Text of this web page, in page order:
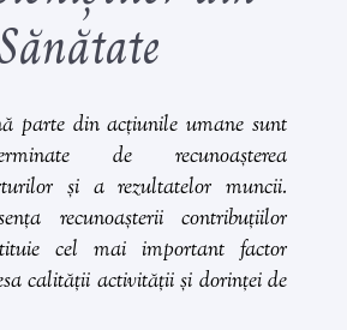
parte din acțiunile umane sunt
de recunoașterea
și a rezultatelor muncii.
recunoașterii contribuțiilor
cel mai important factor
calității activității și dorinței de